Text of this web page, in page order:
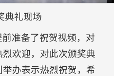
典礼现场
准备了祝贺视频，对
欢迎，对此次颁奖典
办表示热烈祝贺，希